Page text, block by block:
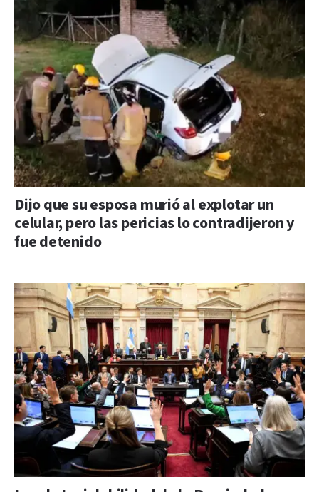
Dijo que su esposa murió al explotar un
celular, pero las pericias lo contradijeron y
fue detenido